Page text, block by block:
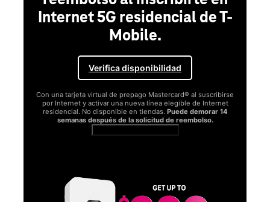
Internet 5G residencial de T-
Mobile.
Verifica disponibilidad
Con una tarjeta virtual de prepago Mastercard® al suscribirse
por Internet y activar una nueva línea elegible de Internet
residencial. No disponible en tiendas. Puede demorar 14
semanas después de la solicitud de reembolso.